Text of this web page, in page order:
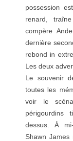
possession
renard,
compère
dernière
rebond in
Les deux
Le souvenir
toutes les
voir le
périgourdins
dessus. À
Shawn